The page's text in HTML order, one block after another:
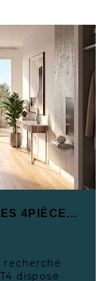
APPARTEMENT LES OLLIÈRES 4PIÈCE(S) 82.30 M2
dispose